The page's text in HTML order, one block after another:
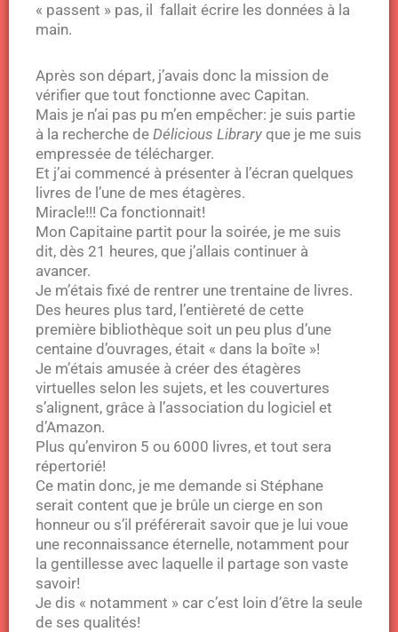
« passent » pas, il fallait écrire les données à la
main.
Après son départ, j’avais donc la mission de
vérifier que tout fonctionne avec Capitan.
Mais je n’ai pas pu m’en empêcher: je suis partie
à la recherche de Délicious Library que je me suis
empressée de télécharger.
Et j’ai commencé à présenter à l’écran quelques
livres de l’une de mes étagères.
Miracle!!! Ca fonctionnait!
Mon Capitaine partit pour la soirée, je me suis
dit, dès 21 heures, que j’allais continuer à
avancer.
Je m’étais fixé de rentrer une trentaine de livres.
Des heures plus tard, l’entièreté de cette
première bibliothèque soit un peu plus d’une
centaine d’ouvrages, était « dans la boîte »!
Je m’étais amusée à créer des étagères
virtuelles selon les sujets, et les couvertures
s’alignent, grâce à l’association du logiciel et
d’Amazon.
Plus qu’environ 5 ou 6000 livres, et tout sera
répertorié!
Ce matin donc, je me demande si Stéphane
serait content que je brûle un cierge en son
honneur ou s’il préférerait savoir que je lui voue
une reconnaissance éternelle, notamment pour
la gentillesse avec laquelle il partage son vaste
savoir!
Je dis « notamment » car c’est loin d’être la seule
de ses qualités!